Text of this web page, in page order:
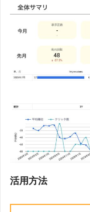
活用方法